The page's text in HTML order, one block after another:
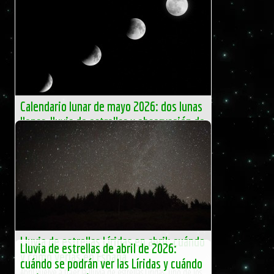
Calendario lunar de mayo 2026: dos lunas
llenas, lluvia de estrellas y observación de
planetas
Mayo de 2026 llega con un calendario lunar
especialmente llamativo para los observadores del cielo
en España. El quinto mes […]
El Independiente
Lluvia de estrellas Líridas en abril: cuándo
y cómo verlas en España
Lluvia de estrellas de abril de 2026:
cuándo se podrán ver las Líridas y cuándo